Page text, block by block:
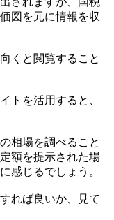
図を元に情報を収
くと閲覧すること
トを活用すると、
相場を調べること
額を提示された場
感じるでしょう。
れば良いか、見て